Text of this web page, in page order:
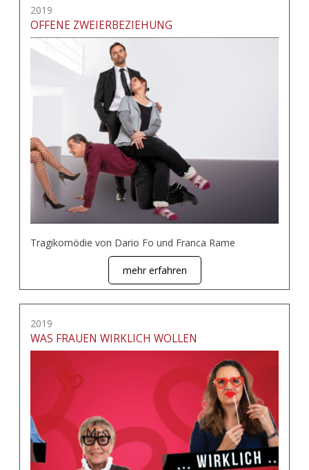
2019
OFFENE ZWEIERBEZIEHUNG
Tragikomödie von Dario Fo und Franca Rame
mehr erfahren
2019
WAS FRAUEN WIRKLICH WOLLEN